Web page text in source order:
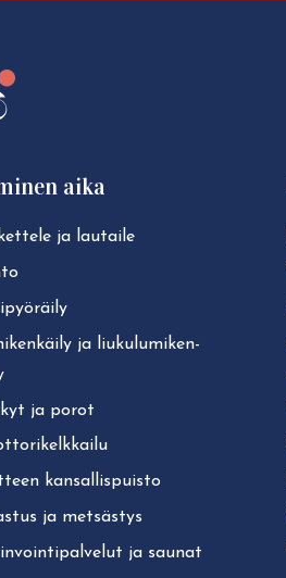
aika
ja lautaile
ja liu­ku­lu­mi­ken­
ja porot
kan­sal­lis­puis­to
ja metsästys
ja saunat